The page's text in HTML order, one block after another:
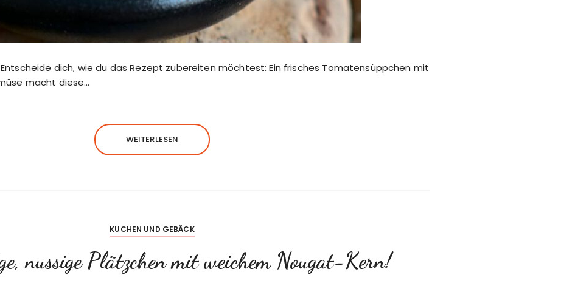
dich, wie du das Rezept zubereiten möchtest: Ein frisches Tomatensüppchen mit
macht diese…
WEITERLESEN
KUCHEN UND GEBÄCK
nussige Plätzchen mit weichem Nougat-Kern!